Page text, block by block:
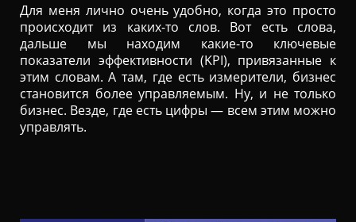
Для меня лично очень удобно, когда это просто
происходит из каких-то слов. Вот есть слова,
дальше мы находим какие-то ключевые
показатели эффективности (KPI), привязанные к
этим словам. А там, где есть измерители, бизнес
становится более управляемым. Ну, и не только
бизнес. Везде, где есть цифры — всем этим можно
управлять.